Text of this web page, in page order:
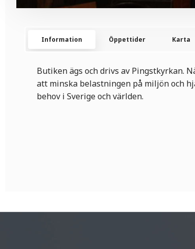
Information Öppettider Karta
Butiken ägs och drivs av Pingstkyrkan.
att minska belastningen på miljön och
behov i Sverige och världen.